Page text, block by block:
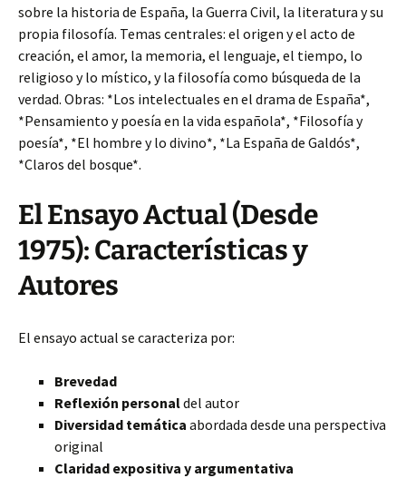
sobre la historia de España, la Guerra Civil, la literatura y su
propia filosofía. Temas centrales: el origen y el acto de
creación, el amor, la memoria, el lenguaje, el tiempo, lo
religioso y lo místico, y la filosofía como búsqueda de la
verdad. Obras: *Los intelectuales en el drama de España*,
*Pensamiento y poesía en la vida española*, *Filosofía y
poesía*, *El hombre y lo divino*, *La España de Galdós*,
*Claros del bosque*.
El Ensayo Actual (Desde
1975): Características y
Autores
El ensayo actual se caracteriza por:
Brevedad
Reflexión personaldel autor
Diversidad temática abordada desde una perspectiva
original
Claridad expositiva y argumentativa